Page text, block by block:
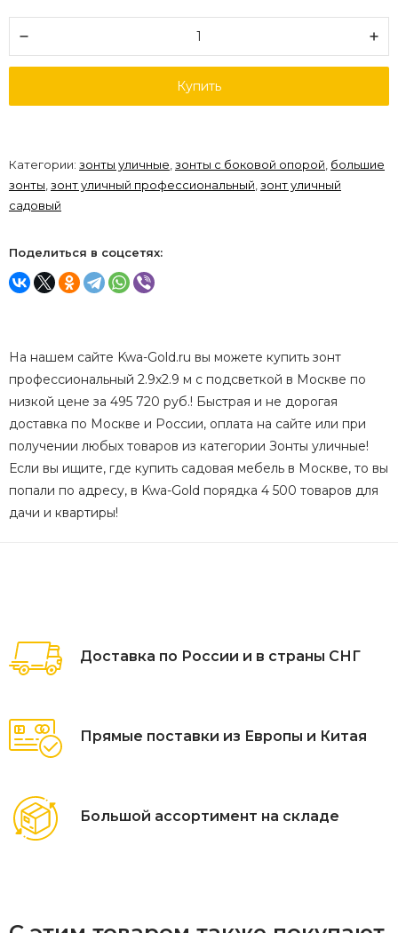
Купить
Категории: зонты уличные,зонты с боковой опорой, большие
зонты,зонт уличный профессиональный,зонт уличный
садовый
Поделиться в соцсетях:
На нашем сайте Kwa-Gold.ru вы можете купить зонт
профессиональный 2.9х2.9 м с подсветкой в Москве по
низкой цене за 495 720 руб.! Быстрая и не дорогая
доставка по Москве и России, оплата на сайте или при
получении любых товаров из категории Зонты уличные!
Если вы ищите, где купить садовая мебель в Москве, то вы
попали по адресу, в Kwa-Gold порядка 4 500 товаров для
дачи и квартиры!
Доставка по России и в страны СНГ
Прямые поставки из Европы и Китая
Большой ассортимент на складе